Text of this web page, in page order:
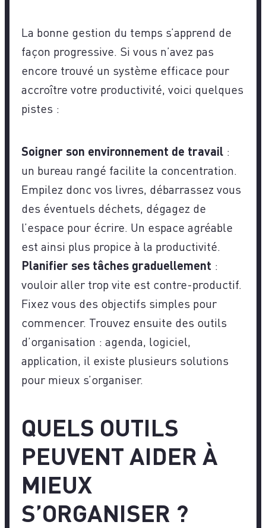
La bonne gestion du temps s’apprend de
façon progressive. Si vous n’avez pas
encore trouvé un système efficace pour
accroître votre productivité, voici quelques
pistes :
Soigner son environnement de travail :
un bureau rangé facilite la concentration.
Empilez donc vos livres, débarrassez vous
des éventuels déchets, dégagez de
l’espace pour écrire. Un espace agréable
est ainsi plus propice à la productivité.
Planifier ses tâches graduellement :
vouloir aller trop vite est contre-productif.
Fixez vous des objectifs simples pour
commencer. Trouvez ensuite des outils
d’organisation : agenda, logiciel,
application, il existe plusieurs solutions
pour mieux s’organiser.
QUELS OUTILS
PEUVENT AIDER À
MIEUX
S’ORGANISER ?